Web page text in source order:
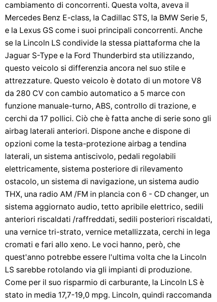
cambiamento di concorrenti. Questa volta, aveva il
Mercedes Benz E-class, la Cadillac STS, la BMW Serie 5,
e la Lexus GS come i suoi principali concorrenti. Anche
se la Lincoln LS condivide la stessa piattaforma che la
Jaguar S-Type e la Ford Thunderbird sta utilizzando,
questo veicolo si differenzia ancora nel suo stile e
attrezzature. Questo veicolo è dotato di un motore V8
da 280 CV con cambio automatico a 5 marce con
funzione manuale-turno, ABS, controllo di trazione, e
cerchi da 17 pollici. Ciò che è fatta anche di serie sono gli
airbag laterali anteriori. Dispone anche e dispone di
opzioni come la testa-protezione airbag a tendina
laterali, un sistema antiscivolo, pedali regolabili
elettricamente, sistema posteriore di rilevamento
ostacolo, un sistema di navigazione, un sistema audio
THX, una radio AM /FM in plancia con 6 - CD changer, un
sistema aggiornato audio, tetto apribile elettrico, sedili
anteriori riscaldati /raffreddati, sedili posteriori riscaldati,
una vernice tri-strato, vernice metallizzata, cerchi in lega
cromati e fari allo xeno. Le voci hanno, però, che
quest'anno potrebbe essere l'ultima volta che la Lincoln
LS sarebbe rotolando via gli impianti di produzione.
Come per il suo risparmio di carburante, la Lincoln LS è
stato in media 17,7-19,0 ​​mpg. Lincoln, quindi raccomanda